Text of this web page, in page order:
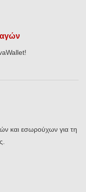
και εσωρούχων για τη